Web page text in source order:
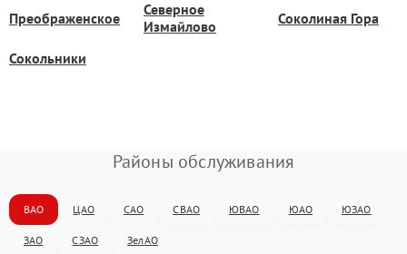
Преображенское
Северное
Измайлово
Соколиная Гора
Сокольники
Районы обслуживания
ВАО ЦАО САО СВАО ЮВАО ЮАО ЮЗАО
ЗАО СЗАО ЗелАО